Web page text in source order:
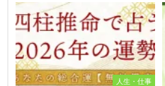
人生・仕事